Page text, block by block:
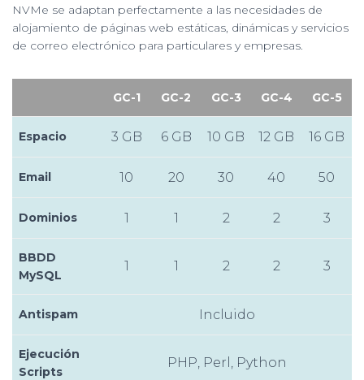
NVMe se adaptan perfectamente a las necesidades de
alojamiento de páginas web estáticas, dinámicas y servicios
de correo electrónico para particulares y empresas.
GC-1 GC-2 GC-3 GC-4 GC-5
Espacio 3 GB 6 GB 10 GB 12 GB 16 GB
Email 10 20 30 40 50
Dominios 1 1 2 2 3
BBDD
MySQL
1 1 2 2 3
Antispam Incluido
Ejecución
Scripts
PHP, Perl, Python